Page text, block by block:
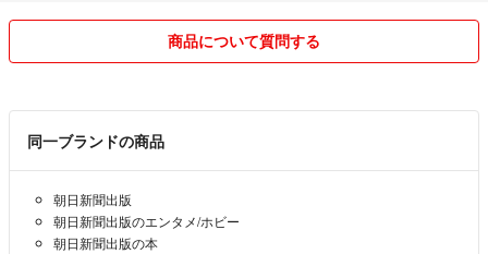
商品について質問する
同一ブランドの商品
朝日新聞出版
朝日新聞出版のエンタメ/ホビー
朝日新聞出版の本